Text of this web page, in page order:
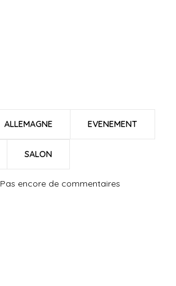
ALLEMAGNE EVENEMENT
SALON
Pas encore de commentaires